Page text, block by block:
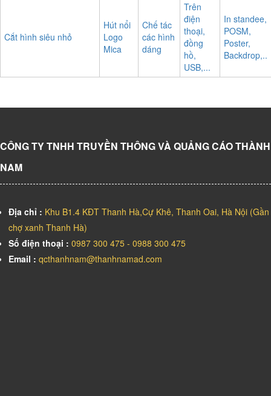
Cắt hình siêu nhỏ
Hút nổi
Logo
Mica
Chế tác
các hình
dáng
Trên
điện
thoại,
đồng
hồ,
USB,...
In standee,
POSM,
Poster,
Backdrop,..
CÔNG TY TNHH TRUYỀN THÔNG VÀ QUẢNG CÁO THÀNH
NAM
Địa chỉ : Khu B1.4 KĐT Thanh Hà,Cự Khê, Thanh Oai, Hà Nội (Gần
chợ xanh Thanh Hà)
Số điện thoại : 0987 300 475 - 0988 300 475
Email : qcthanhnam@thanhnamad.com